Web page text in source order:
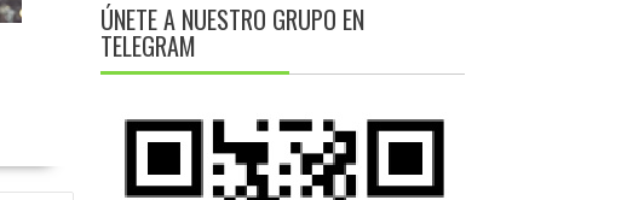
ÚNETE A NUESTRO GRUPO EN
TELEGRAM